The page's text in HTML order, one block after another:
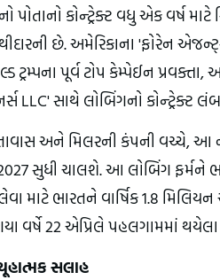
કોન્ટ્રેક્ટ વધુ એક વર્ષ
છે. અમેરિકાના 'ફોરેન
ટ્રમ્પના પૂર્વ ટોપ કેમ્પેઈન
LLC' સાથે લોબિંગનો કોન્ટ્રેક્ટ
અને મિલરની કંપની વચ્ચે, આ
સુધી ચાલશે. આ લોબિંગ ફર્મને
માટે ભારતને વાર્ષિક 1.8
વર્ષે 22 એપ્રિલે પહલગામમાં
સલાહ